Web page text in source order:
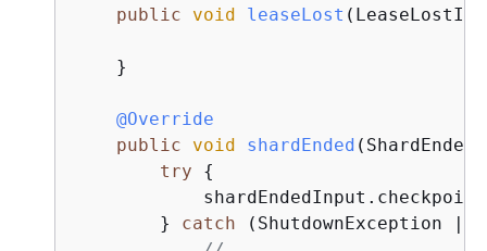
public
void leaseLost (
    }
@Override
public
void shardEnded (
try
{
        }
catch (ShutdownException